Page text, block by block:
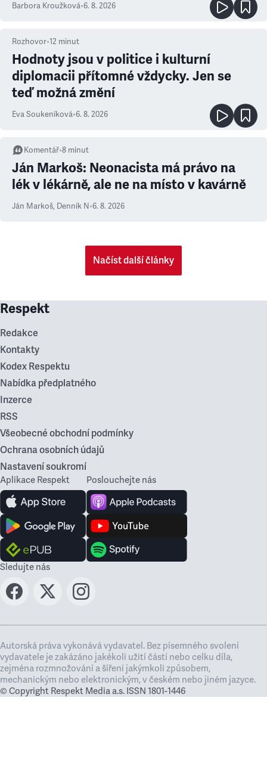
Barbora Kroužková•6. 8. 2026
Rozhovor•12 minut
Hodnoty jsou v politice i kulturní
diplomacii přítomné vždycky. Jen se
teď možná změní
Eva Soukeníková•6. 8. 2026
Komentář•8 minut
Ján Markoš: Neonacista má právo na
lék v lékárně, ale ne na místo v kavárně
Ján Markoš, Denník N•6. 8. 2026
Načíst další články
Respekt
Redakce
Kontakty
Kodex Respektu
Nabídka předplatného
Inzerce
RSS
Všeobecné obchodní podmínky
Ochrana osobních údajů
Nastavení soukromí
Aplikace Respekt Poslouchejte nás
Sledujte nás
Autorská práva vykonává vydavatel. Bez písemného svolení
vydavatele je zakázáno jakékoli užití částí nebo celku díla,
zejména rozmnožování a šíření jakýmkoli způsobem,
mechanickým nebo elektronickým, v českém nebo jiném jazyce.
© Copyright Respekt Media a.s. ISSN 1801-1446